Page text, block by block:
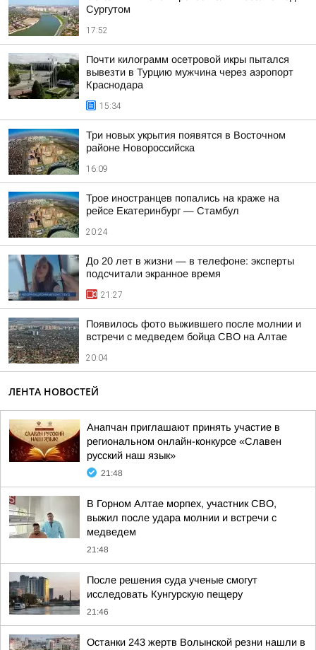
Сургутом
17:52
Почти килограмм осетровой икры пытался
вывезти в Турцию мужчина через аэропорт
Краснодара
15:34
Три новых укрытия появятся в Восточном
районе Новороссийска
16:09
Трое иностранцев попались на краже на
рейсе Екатеринбург — Стамбул
20:24
До 20 лет в жизни — в телефоне: эксперты
подсчитали экранное время
21:27
Появилось фото выжившего после молнии и
встречи с медведем бойца СВО на Алтае
20:04
ЛЕНТА НОВОСТЕЙ
Анапчан приглашают принять участие в
региональном онлайн-конкурсе «Славен
русский наш язык»
21:48
В Горном Алтае морпех, участник СВО,
выжил после удара молнии и встречи с
медведем
21:48
После решения суда ученые смогут
исследовать Кунгурскую пещеру
21:46
Останки 243 жертв Волынской резни нашли в